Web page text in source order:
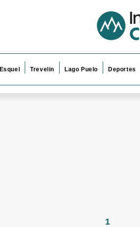
Esquel Trevelin Lago Puelo Deportes
1